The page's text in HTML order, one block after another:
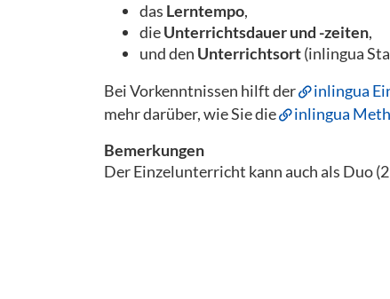
das Lerntempo,
dieUnterrichtsdauer und -zeiten,
und den Unterrichtsort(inlingua
Bei Vorkenntnissen hilft der
inlingua
mehr darüber, wie Sie die
inlingua
Bemerkungen
Der Einzelunterricht kann auch als Duo